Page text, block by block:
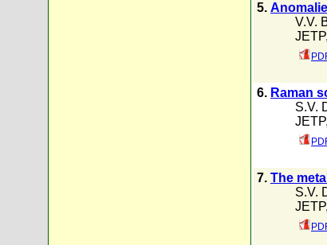
5.
V.V.
6. Raman
S.V.
7. The
S.V.